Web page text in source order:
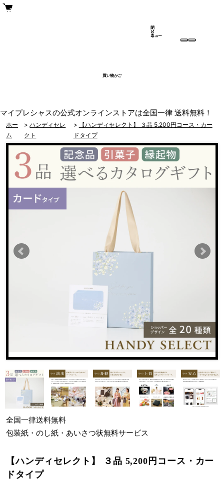
買い物かご
メ
ニュー
閉
じ
る
マイプレシャスの公式オンラインストアは全国一律 送料無料！
ホー
ム
>ハンディセレ
クト
>
【ハンディセレクト】 ３品 5,200円コース・カー
ドタイプ
全国一律送料無料
包装紙・のし紙・あいさつ状無料サービス
【ハンディセレクト】 ３品 5,200円コース・カー
ドタイプ